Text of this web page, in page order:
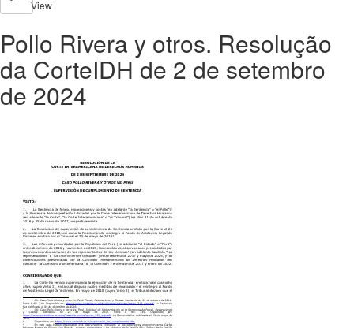
View
Pollo Rivera y otros. Resolução
da CorteIDH de 2 de setembro
de 2024